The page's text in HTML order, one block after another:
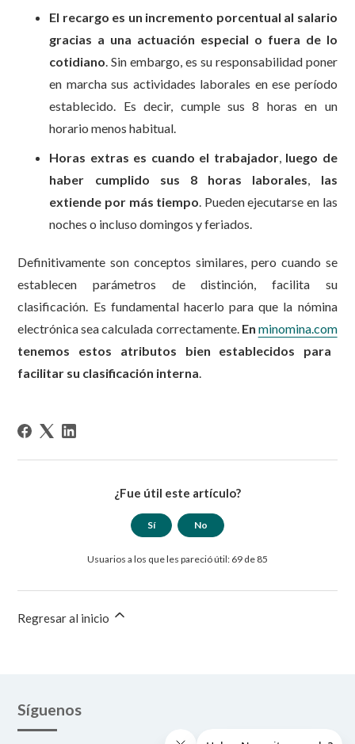
El recargo es un incremento porcentual al salario
gracias a una actuación especial o fuera de lo
cotidiano. Sin embargo, es su responsabilidad poner
en marcha sus actividades laborales en ese período
establecido. Es decir, cumple sus 8 horas en un
horario menos habitual.
Horas extras es cuando el trabajador, luego de
haber cumplido sus 8 horas laborales, las
extiende por más tiempo. Pueden ejecutarse en las
noches o incluso domingos y feriados.
Definitivamente son conceptos similares, pero cuando se
establecen parámetros de distinción, facilita su
clasificación. Es fundamental hacerlo para que la nómina
electrónica sea calculada correctamente. En minomina.com
tenemos estos atributos bien establecidos para
facilitar su clasificación interna.
¿Fue útil este artículo?
Sí No
Usuarios a los que les pareció útil: 69 de 85
Regresar al inicio
Síguenos